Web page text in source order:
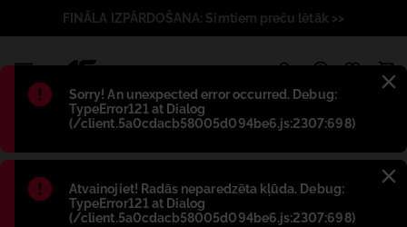
Błąd:
Sorry! An unexpected error occurred. Debug:
TypeError121 at Dialog
(/client.5a0cdacb58005d094be6.js:2307:698)
Błąd:
Atvainojiet! Radās neparedzēta kļūda. Debug:
TypeError121 at Dialog
(/client.5a0cdacb58005d094be6.js:2307:698)
FINĀLA IZPĀRDOŠANA: Simtiem preču lētāk >>